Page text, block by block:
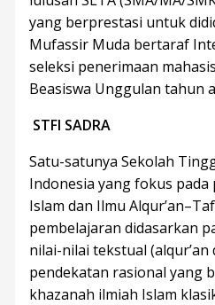
yang berprestasi untuk
Mufassir Muda bertaraf
seleksi penerimaan
Beasiswa Unggulan tahun
STFI SADRA
Satu-satunya Sekolah
Indonesia yang fokus
Islam dan Ilmu
pembelajaran didasarkan
nilai-nilai tekstual (alqur’an
pendekatan rasional yang
khazanah ilmiah Islam